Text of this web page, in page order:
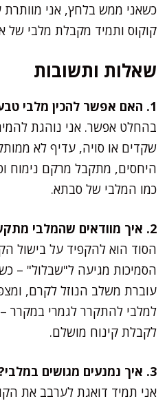
כשאני ממש בלחץ, אני מוותרת
קוקוס ותמיד מקבלת מלבי של
שאלות ותשובות
1. האם אפשר להכין מלבי טבעוני?
בהחלט אפשר. אני נוהגת
שקדים או סויה, עדיף לא
היחסים, מתקבל מרקם נימוח
כמו המלבי של סבתא.
2. איך מוודאים שהמלבי מתקשה ואינו נוזלי מדי?
הסוד הוא להקפיד על בישול
הסמיכות מגיעה ל"שבלול" –
עוברת משלב הנוזל לקרם,
למלבי להתקרר לגמרי במקרר –
לקבלת קינוח מושלם.
3. איך נמנעים מגושים במלבי?
אני תמיד דואגת לערבב את